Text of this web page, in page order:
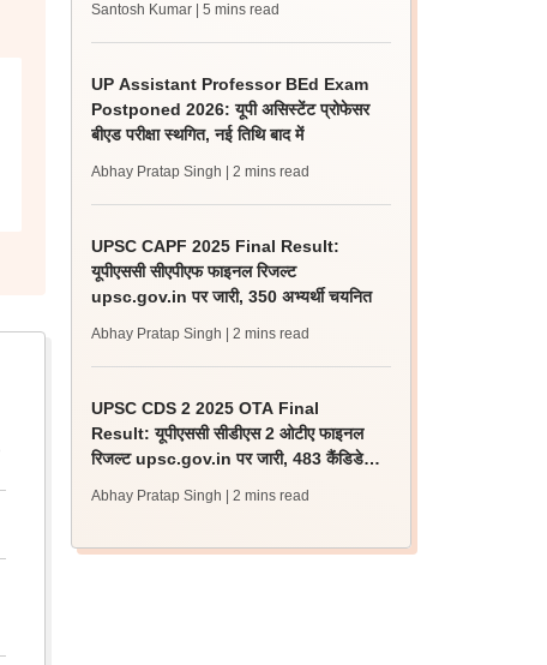
Santosh Kumar | 5 mins read
UP Assistant Professor BEd Exam
Postponed 2026: यूपी असिस्टेंट प्रोफेसर
बीएड परीक्षा स्थगित, नई तिथि बाद में
Abhay Pratap Singh | 2 mins read
UPSC CAPF 2025 Final Result:
यूपीएससी सीएपीएफ फाइनल रिजल्ट
upsc.gov.in पर जारी, 350 अभ्यर्थी चयनित
Abhay Pratap Singh | 2 mins read
UPSC CDS 2 2025 OTA Final
Result: यूपीएससी सीडीएस 2 ओटीए फाइनल
रिजल्ट upsc.gov.in पर जारी, 483 कैंडिडेट
Abhay Pratap Singh | 2 mins read